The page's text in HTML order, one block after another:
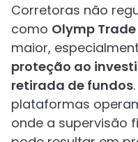
Corretoras não
como Olymp Trade
maior,
proteção ao
retirada de fundos
plataformas
onde a supervisão